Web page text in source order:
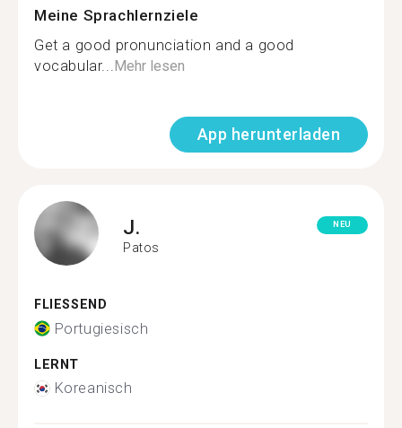
Meine Sprachlernziele
Get a good pronunciation and a good
vocabular...Mehr lesen
App herunterladen
J.
Patos
NEU
FLIESSEND
Portugiesisch
LERNT
Koreanisch